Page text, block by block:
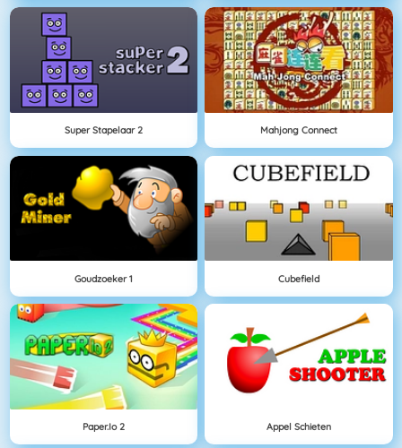
Super Stapelaar 2 Mahjong Connect
Goudzoeker 1 Cubefield
Paper.io 2 Appel Schieten